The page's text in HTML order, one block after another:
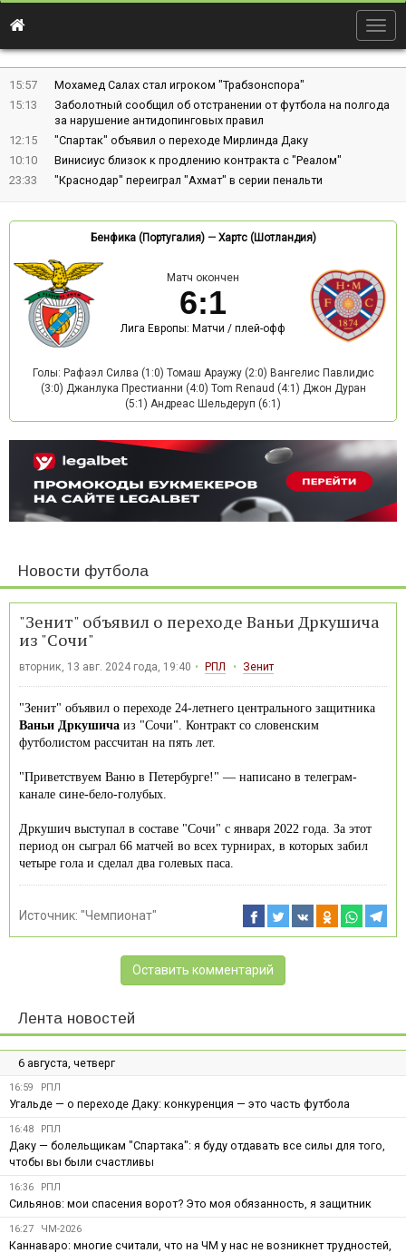
15:57
Мохамед Салах стал игроком "Трабзонспора"
15:13
Заболотный сообщил об отстранении от футбола на полгода
за нарушение антидопинговых правил
12:15
"Спартак" объявил о переходе Мирлинда Даку
10:10
Винисиус близок к продлению контракта с "Реалом"
23:33
"Краснодар" переиграл "Ахмат" в серии пенальти
Бенфика (Португалия)— Хартс (Шотландия)
Матч окончен
6:1
Лига Европы: Матчи / плей-офф
Голы: Рафаэл Силва (1:0) Томаш Араужу (2:0) Вангелис Павлидис
(3:0) Джанлука Престианни (4:0) Tom Renaud (4:1) Джон Дуран
(5:1) Андреас Шельдеруп (6:1)
Новости футбола
"Зенит" объявил о переходе Ваньи Дркушича
из "Сочи"
вторник, 13 авг. 2024 года, 19:40 РПЛ Зенит
"Зенит" объявил о переходе 24-летнего центрального защитника
Ваньи Дркушича из "Сочи". Контракт со словенским
футболистом рассчитан на пять лет.
"Приветствуем Ваню в Петербурге!" — написано в телеграм-
канале сине-бело-голубых.
Дркушич выступал в составе "Сочи" с января 2022 года. За этот
период он сыграл 66 матчей во всех турнирах, в которых забил
четыре гола и сделал два голевых паса.
Источник: "Чемпионат"
Оставить комментарий
Лента новостей
6 августа, четверг
16:59 РПЛ
Угальде — о переходе Даку: конкуренция — это часть футбола
16:48 РПЛ
Даку — болельщикам "Спартака": я буду отдавать все силы для того,
чтобы вы были счастливы
16:36 РПЛ
Сильянов: мои спасения ворот? Это моя обязанность, я защитник
16:27 ЧМ-2026
Каннаваро: многие считали, что на ЧМ у нас не возникнет трудностей,